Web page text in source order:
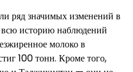
ряд значимых изменений в
всю историю наблюдений
молоко в
100 тонн. Кроме того,